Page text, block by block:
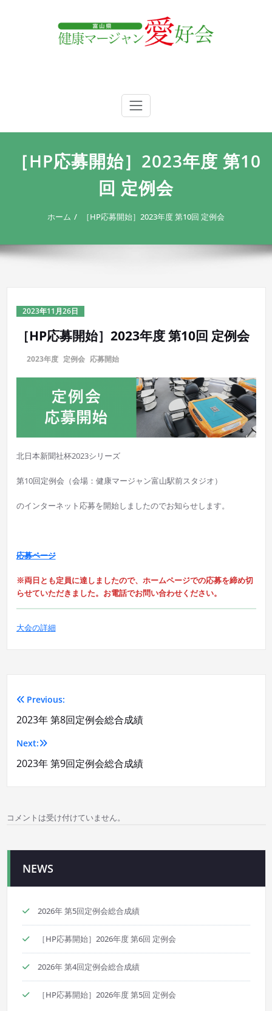
富山県 健康マージャン愛好会
［HP応募開始］2023年度 第10
回 定例会
ホーム ［HP応募開始］2023年度 第10回 定例会
2023年11月26日
［HP応募開始］2023年度 第10回 定例会
2023年度, 定例会, 応募開始
北日本新聞社杯2023シリーズ
第10回定例会（会場：健康マージャン富山駅前スタジオ）
のインターネット応募を開始しましたのでお知らせします。
応募ページ
※両日とも定員に達しましたので、ホームページでの応募を締め切
らせていただきました。お電話でお問い合わせください。
大会の詳細
投
稿
ナ
ョ
ン
Previous:
2023年 第8回定例会総合成績
Next:
2023年 第9回定例会総合成績
コメントは受け付けていません。
NEWS
2026年 第5回定例会総合成績
［HP応募開始］2026年度 第6回 定例会
2026年 第4回定例会総合成績
［HP応募開始］2026年度 第5回 定例会